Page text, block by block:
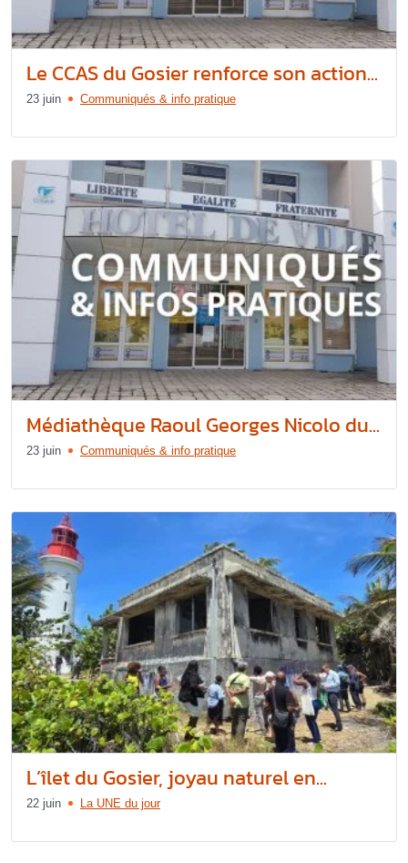
Le CCAS du Gosier renforce son action...
23 juin Communiqués & info pratique
Médiathèque Raoul Georges Nicolo du...
23 juin Communiqués & info pratique
L’îlet du Gosier, joyau naturel en...
22 juin La UNE du jour